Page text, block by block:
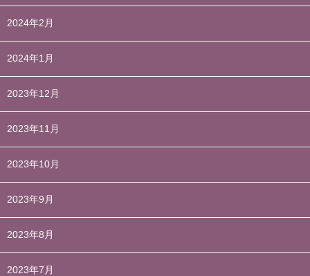
2024年2月
2024年1月
2023年12月
2023年11月
2023年10月
2023年9月
2023年8月
2023年7月